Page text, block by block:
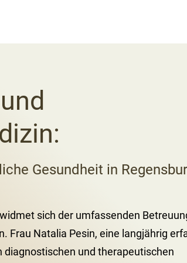
Gesundheit in
sich der umfassenden
Frau Natalia Pesin, eine langjährig
und therapeutischen